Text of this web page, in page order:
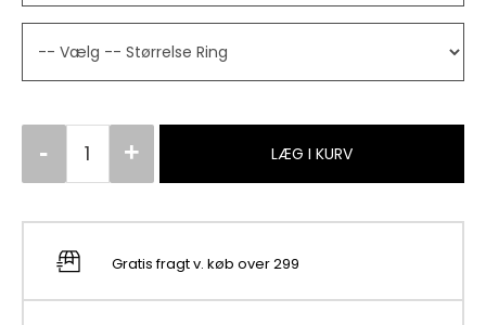
LÆG I KURV
Gratis fragt v. køb over 299